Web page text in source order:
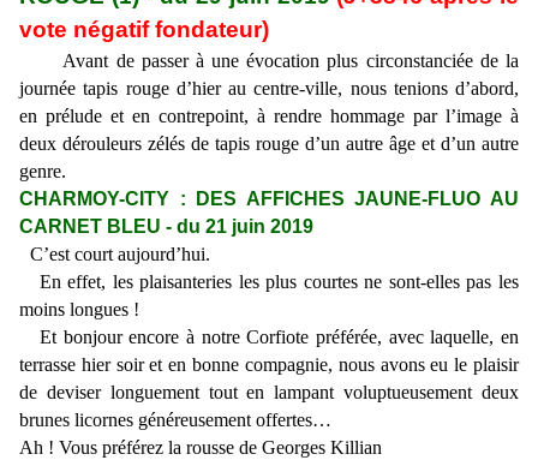
vote négatif fondateur)
Avant de passer à une évocation plus circonstanciée de la
journée tapis rouge d’hier au centre-ville, nous tenions d’abord,
en prélude et en contrepoint, à rendre hommage par l’image à
deux dérouleurs zélés de tapis rouge d’un autre âge et d’un autre
genre.
CHARMOY-CITY : DES AFFICHES JAUNE-FLUO AU
CARNET BLEU - du 21 juin 2019
C’est court aujourd’hui.
En effet, les plaisanteries les plus courtes ne sont-elles pas les
moins longues !
Et bonjour encore à notre Corfiote préférée, avec laquelle, en
terrasse hier soir et en bonne compagnie, nous avons eu le plaisir
de deviser longuement tout en lampant voluptueusement deux
brunes licornes généreusement offertes…
Ah ! Vous préférez la rousse de Georges Killian